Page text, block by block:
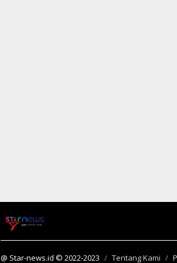
@ Star-news.id © 2022-2023 Tentang Kami